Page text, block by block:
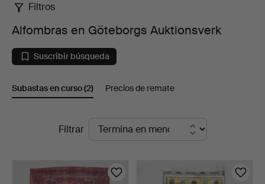
Alfombras
en
Göteborgs
Auktionsverk
Filtros
Alfombras en Göteborgs Auktionsverk
Suscribir búsqueda
Subastas en curso(2) Precios de remate
Subastas
curso
Filtrar